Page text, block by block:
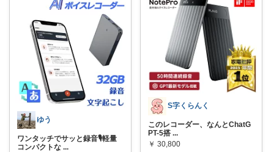
ゆう
ワンタッチでサッと録音🎙️軽量
コンパクトな ...
S字くらんく
このレコーダー、なんとChatG
PT-5搭 ...
￥ 30,800